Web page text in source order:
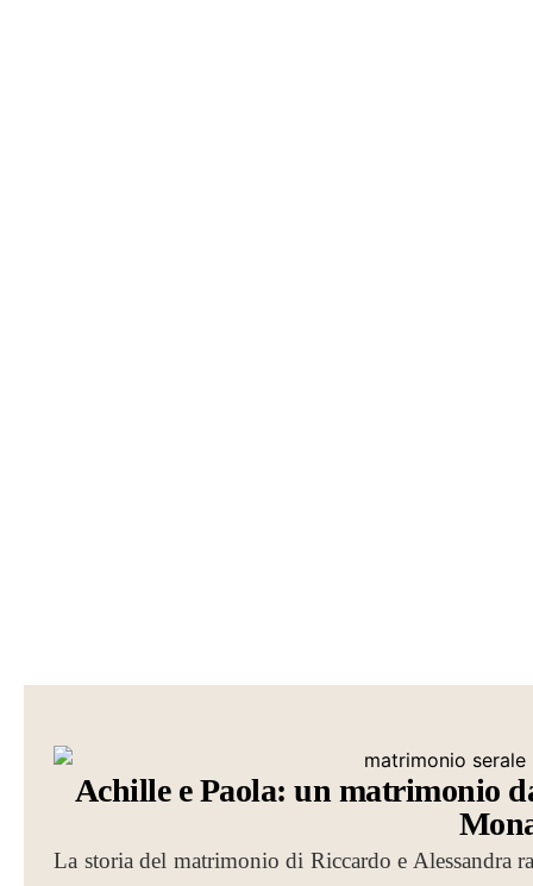
Achille e Paola: un matrimonio
La storia del matrimonio di Riccardo e Alessandra